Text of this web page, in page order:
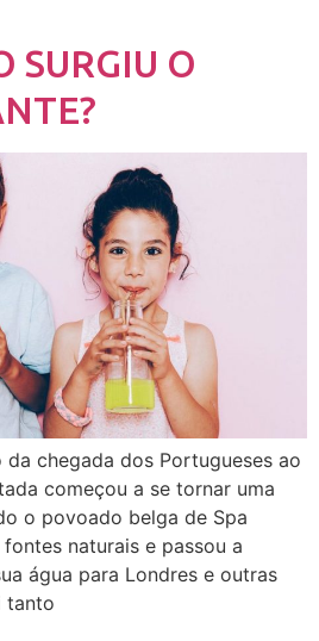
SURGIU O
chegada dos Portugueses ao
começou a se tornar uma
o povoado belga de Spa
naturais e passou a
água para Londres e outras
tanto